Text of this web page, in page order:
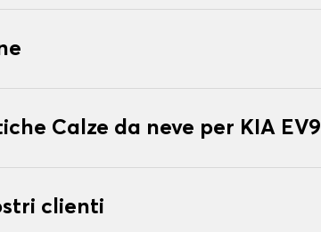
Calze da neve per KIA EV9
clienti